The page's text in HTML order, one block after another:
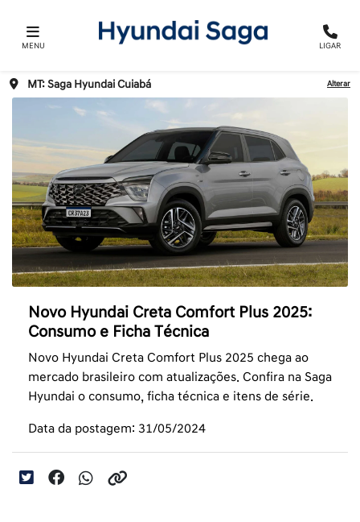
MENU LIGAR
MT: Saga Hyundai Cuiabá Alterar
Novo Hyundai Creta Comfort Plus 2025:
Consumo e Ficha Técnica
Novo Hyundai Creta Comfort Plus 2025 chega ao
mercado brasileiro com atualizações. Confira na Saga
Hyundai o consumo, ficha técnica e itens de série.
Data da postagem: 31/05/2024